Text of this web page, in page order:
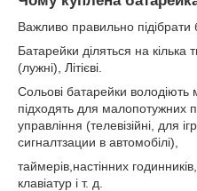
Важливо правильно
Батарейки діляться на кілька
(лужні), Літієві.
Сольові батарейки
підходять для малопотужних
управління (телевізійні, для
сигналтзации в автомобілі),
таймерів,настінних
клавіатур і т. д.